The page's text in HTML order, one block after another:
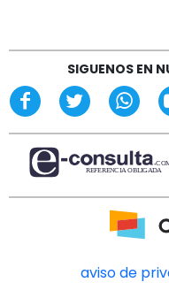
“Sostengo mi
tras perder el
SIGUENOS EN
aviso de